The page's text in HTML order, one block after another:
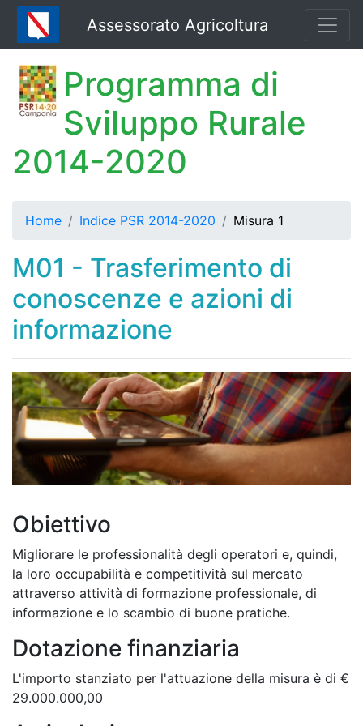
Assessorato Agricoltura
Programma di
Sviluppo Rurale
2014-2020
Home Indice PSR 2014-2020 Misura 1
M01 - Trasferimento di
conoscenze e azioni di
informazione
Obiettivo
Migliorare le professionalità degli operatori e, quindi,
la loro occupabilità e competitività sul mercato
attraverso attività di formazione professionale, di
informazione e lo scambio di buone pratiche.
Dotazione finanziaria
L'importo stanziato per l'attuazione della misura è di €
29.000.000,00